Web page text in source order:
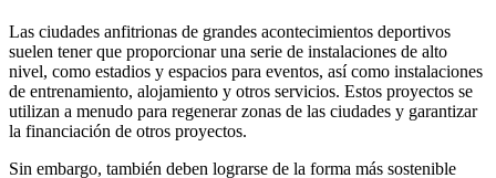
Las ciudades anfitrionas de grandes acontecimientos deportivos
suelen tener que proporcionar una serie de instalaciones de alto
nivel, como estadios y espacios para eventos, así como instalaciones
de entrenamiento, alojamiento y otros servicios. Estos proyectos se
utilizan a menudo para regenerar zonas de las ciudades y garantizar
la financiación de otros proyectos.
Sin embargo, también deben lograrse de la forma más sostenible